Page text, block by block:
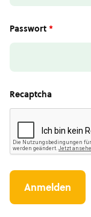
Passwort *
Recaptcha